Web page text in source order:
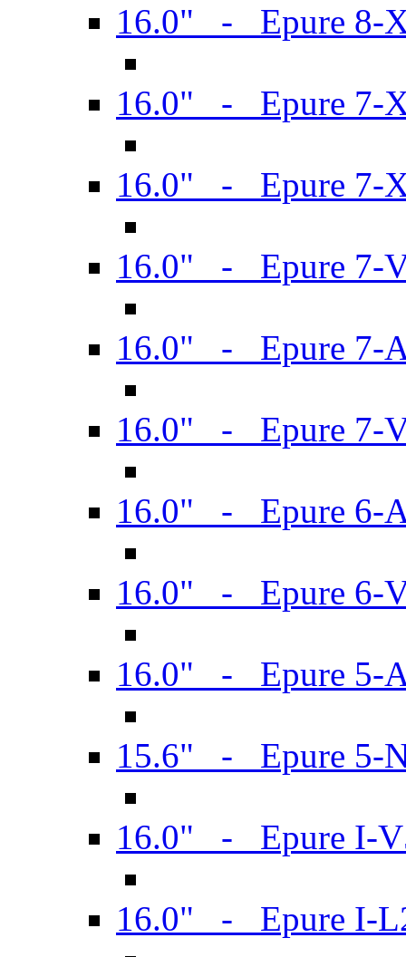
16.0" - Epure 8-
16.0" - Epure 7-
16.0" - Epure 7-
16.0" - Epure 7-
16.0" - Epure 7-
16.0" - Epure 7-
16.0" - Epure 6-
16.0" - Epure 6-
16.0" - Epure 5-
15.6" - Epure 5-
16.0" - Epure I-
16.0" - Epure I-